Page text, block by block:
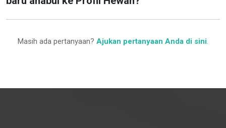
Masih ada pertanyaan? Ajukan pertanyaan Anda di sini.